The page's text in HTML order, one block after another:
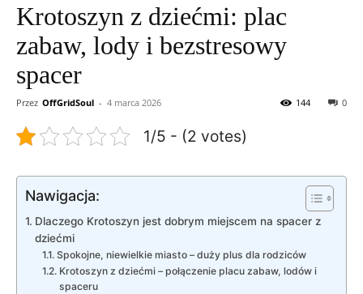
Krotoszyn z dziećmi: plac
zabaw, lody i bezstresowy
spacer
Przez OffGridSoul - 4 marca 2026 0
144
1/5 - (2 votes)
Nawigacja:
Dlaczego Krotoszyn jest dobrym miejscem na spacer z
dziećmi
Spokojne, niewielkie miasto – duży plus dla rodziców
Krotoszyn z dziećmi – połączenie placu zabaw, lodów i
spaceru